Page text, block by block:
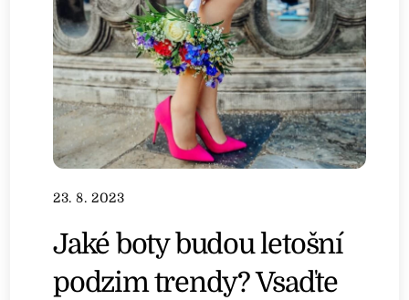
23. 8. 2023
Jaké boty budou letošní
podzim trendy? Vsaďte